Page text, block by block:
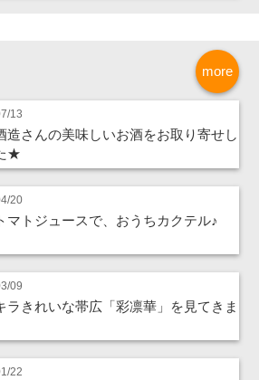
more
13
造さんの美味しいお酒をお取り寄せし
★
20
マトジュースで、おうちカクテル♪
09
ラきれいな帯広「彩凛華」を見てきま
22